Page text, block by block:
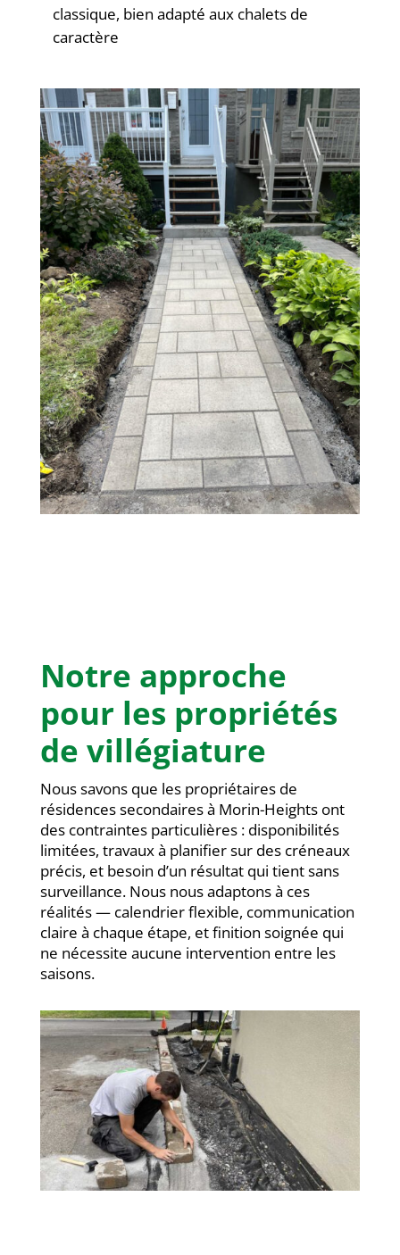
classique, bien adapté aux chalets de
caractère
Notre approche
pour les propriétés
de villégiature
Nous savons que les propriétaires de
résidences secondaires à Morin-Heights ont
des contraintes particulières : disponibilités
limitées, travaux à planifier sur des créneaux
précis, et besoin d’un résultat qui tient sans
surveillance. Nous nous adaptons à ces
réalités — calendrier flexible, communication
claire à chaque étape, et finition soignée qui
ne nécessite aucune intervention entre les
saisons.